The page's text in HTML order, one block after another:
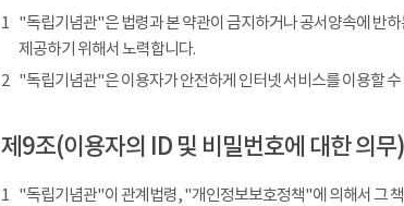
1 "독립기념관"은 법령과 본 약관이 금지하거나 공서양속에 반
제공하기 위해서 노력합니다.
2 "독립기념관"은 이용자가 안전하게 인터넷 서비스를 이용할
제9조(이용자의 ID 및 비밀번호에 대한 의무)
1 "독립기념관"이 관계법령, "개인정보보호정책"에 의해서 그